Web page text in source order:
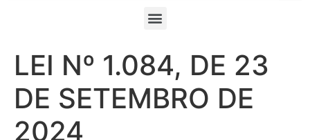
LEI Nº 1.084, DE 23
DE SETEMBRO DE
2024